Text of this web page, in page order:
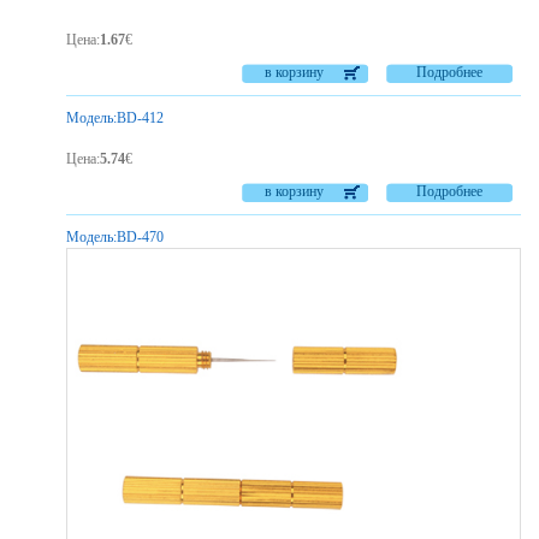
Цена:1.67€
Подробнее
в корзину
Модель:BD-412
Цена:5.74€
Подробнее
в корзину
Модель:BD-470